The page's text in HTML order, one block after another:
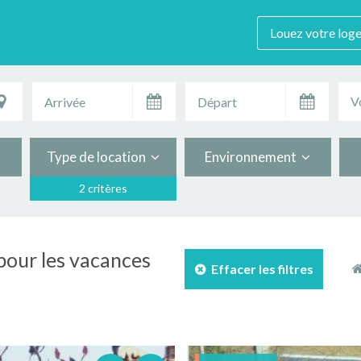
Louez votre
Type de location
2 critères
Environnement
les vacances Effacer les filtres